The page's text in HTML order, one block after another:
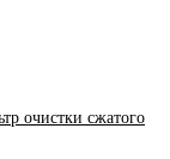
очистки сжатого